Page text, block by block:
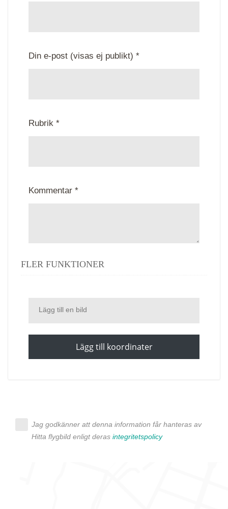
Din e-post (visas ej publikt) *
Rubrik *
Kommentar *
FLER FUNKTIONER
Lägg till en bild
Lägg till koordinater
Jag godkänner att denna information får hanteras av
Hitta flygbild enligt deras integritetspolicy